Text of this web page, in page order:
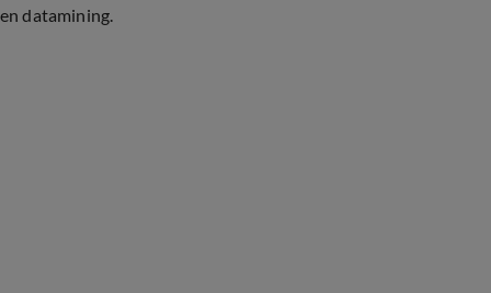
en datamining.